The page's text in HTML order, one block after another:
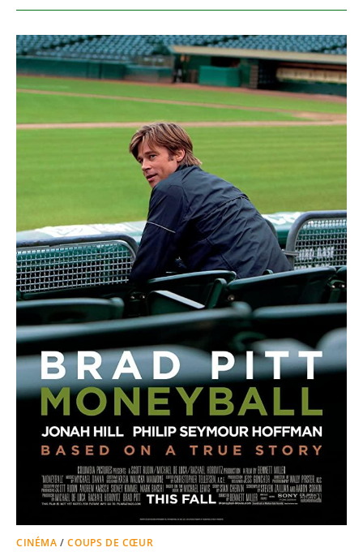
CINÉMA /COUPS DE CŒUR